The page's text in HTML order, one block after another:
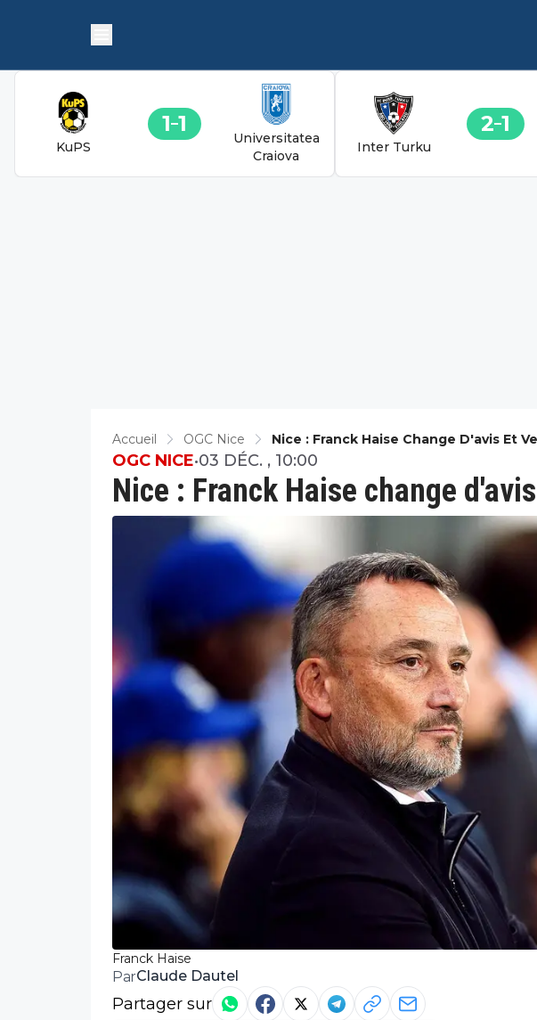
KuPS
1 1
Universitatea
Craiova
Inter Turku
2 1
Accueil OGC Nice Nice : Franck Haise Change D'avis Et
Franck Haise
Nice : Franck Haise change
OGC NICE•03 DÉC. , 10:00
ParClaude Dautel
Partager sur